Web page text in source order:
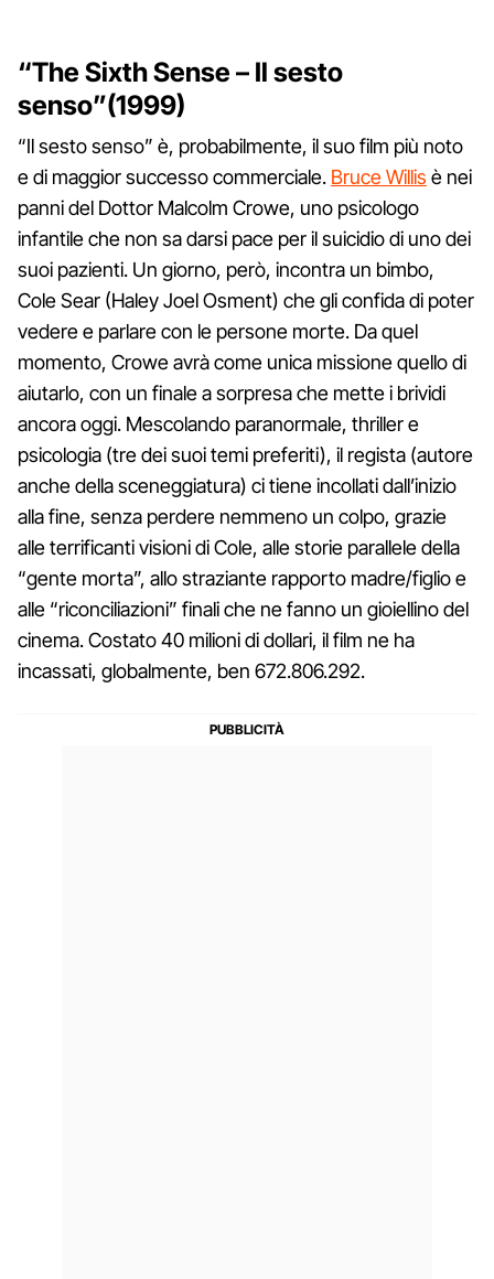
“The Sixth Sense – Il sesto
senso”(1999)
“Il sesto senso” è, probabilmente, il suo film più noto
e di maggior successo commerciale. Bruce Willis è nei
panni del Dottor Malcolm Crowe, uno psicologo
infantile che non sa darsi pace per il suicidio di uno dei
suoi pazienti. Un giorno, però, incontra un bimbo,
Cole Sear (Haley Joel Osment) che gli confida di poter
vedere e parlare con le persone morte. Da quel
momento, Crowe avrà come unica missione quello di
aiutarlo, con un finale a sorpresa che mette i brividi
ancora oggi. Mescolando paranormale, thriller e
psicologia (tre dei suoi temi preferiti), il regista (autore
anche della sceneggiatura) ci tiene incollati dall’inizio
alla fine, senza perdere nemmeno un colpo, grazie
alle terrificanti visioni di Cole, alle storie parallele della
“gente morta”, allo straziante rapporto madre/figlio e
alle “riconciliazioni” finali che ne fanno un gioiellino del
cinema. Costato 40 milioni di dollari, il film ne ha
incassati, globalmente, ben 672.806.292.